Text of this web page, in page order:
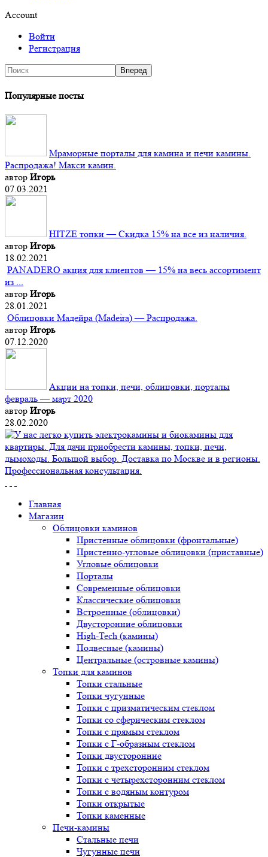
Account
Войти
Регистрация
Популярные посты
Мраморные порталы для камина и печи камины.
Распродажа! Макси камин.
автор Игорь
07.03.2021
HITZE топки — Скидка 15% на все из наличия.
автор Игорь
18.02.2021
PANADERO акция для клиентов — 15% на весь ассортимент
из ...
автор Игорь
28.01.2021
Облицовки Мадейра (Мadeira) — Распродажа.
автор Игорь
07.12.2020
Акции на топки, печи, облицовки, порталы
февраль — март 2020
автор Игорь
28.02.2020
Главная
Магазин
Облицовки каминов
Пристенные облицовки (фронтальные)
Пристенно-угловые облицовки (приставные)
Угловые облицовки
Порталы
Современные облицовки
Классические облицовки
Встроенные (облицовки)
Двусторонние облицовки
High-Tech (камины)
Подвесные (камины)
Центральные (островные камины)
Топки для каминов
Топки стальные
Топки чугунные
Топки с призматическим стеклом
Топки со сферическим стеклом
Топки с прямым стеклом
Топки с Г-образным стеклом
Топки двусторонние
Топки с трехсторонним стеклом
Топки с четырехсторонним стеклом
Топки с водяным контуром
Топки открытые
Топки каменные
Печи-камины
Стальные печи
Чугунные печи